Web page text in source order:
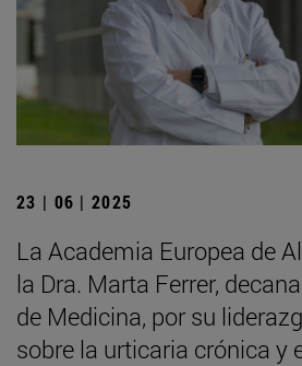
23 | 06 | 2025
La Academia Europea de
la Dra. Marta Ferrer,
de Medicina, por su
sobre la urticaria crónica y